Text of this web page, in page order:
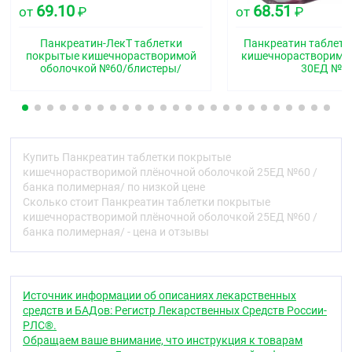
Фармакологические свойства
Фармакодинамика
Компенсирует недостаточность
внешнесекреторной функции поджелудочной
амилолитическое и липолитическое действие.
способствуют расщеплению белков до
аминокислот, жиров до глицерина и жирных
кислот, крахмала до декстринов и моносахаридов.
Улучшает функциональное состояние желудочно-
кишечного тракта, нормализует процессы
пищеварения.
Трипсин ингибирует стимулированную секрецию
поджелудочной железы, оказывая
анальгезирующее действие.
Панкреатические ферменты высвобождаются из
лекарственной формы в щелочной среде тонкого
от 69.10 ₽
Панкреатин-ЛекТ таблетки
покрытые кишечнорастворимой
оболочкой №60/блистеры/
от 68.51 ₽
Панкреатин
30ЕД
Купить Панкреатин таблетки покрытые
кишечнорастворимой плёночной оболочкой 25ЕД №60 /
банка полимерная/ по низкой цене
Сколько стоит Панкреатин таблетки покрытые
кишечнорастворимой плёночной оболочкой 25ЕД №60 /
банка полимерная/ - цена и отзывы
Источник информации об описаниях лекарственных
средств и БАДов: Регистр Лекарственных Средств России-
РЛС®.
Обращаем ваше внимание, что инструкция к товарам